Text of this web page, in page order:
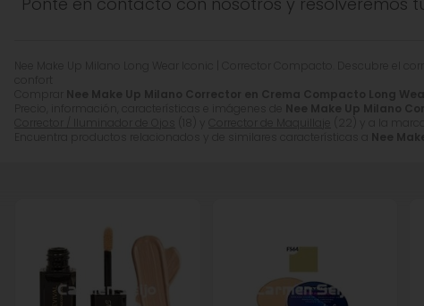
Oxides), CI 77742 (Manganese Violet), CI 77007